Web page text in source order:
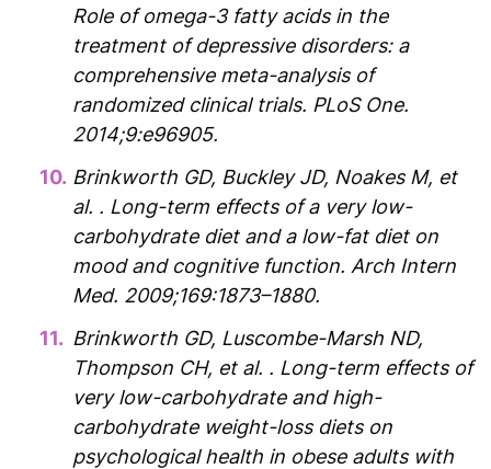
Role of omega-3 fatty acids in the
treatment of depressive disorders: a
comprehensive meta-analysis of
randomized clinical trials. PLoS One.
2014;9:e96905.
Brinkworth GD, Buckley JD, Noakes M, et
al. . Long-term effects of a very low-
carbohydrate diet and a low-fat diet on
mood and cognitive function. Arch Intern
Med. 2009;169:1873–1880.
Brinkworth GD, Luscombe-Marsh ND,
Thompson CH, et al. . Long-term effects of
very low-carbohydrate and high-
carbohydrate weight-loss diets on
psychological health in obese adults with